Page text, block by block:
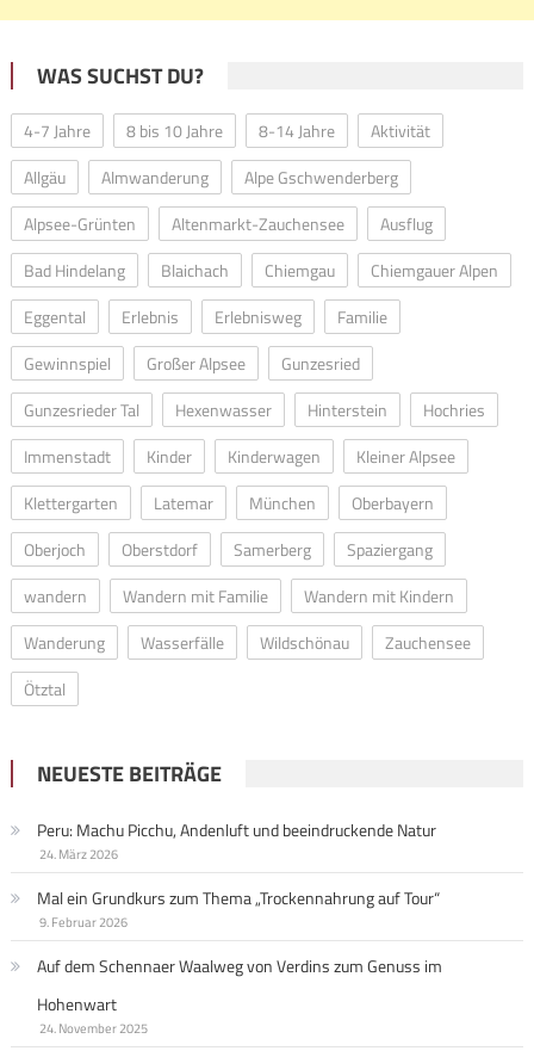
WAS SUCHST DU?
4-7 Jahre 8 bis 10 Jahre 8-14 Jahre
Aktivität
Allgäu
Almwanderung
Alpe Gschwenderberg
Alpsee-Grünten
Altenmarkt-Zauchensee
Ausflug
Bad Hindelang
Blaichach Chiemgau
Chiemgauer Alpen
Eggental
Erlebnis Erlebnisweg
Familie
Gewinnspiel
Großer Alpsee
Gunzesried
Gunzesrieder Tal
Hexenwasser Hinterstein
Hochries
Immenstadt
Kinder Kinderwagen
Kleiner Alpsee
Klettergarten
Latemar München
Oberbayern
Oberjoch
Oberstdorf Samerberg
Spaziergang
wandern
Wandern mit Familie
Wandern mit Kindern
Wanderung
Wasserfälle Wildschönau
Zauchensee
Ötztal
NEUESTE BEITRÄGE
Peru: Machu Picchu, Andenluft und beeindruckende Natur
24. März 2026
Mal ein Grundkurs zum Thema „Trockennahrung auf Tour“
9. Februar 2026
Auf dem Schennaer Waalweg von Verdins zum Genuss im
Hohenwart
24. November 2025